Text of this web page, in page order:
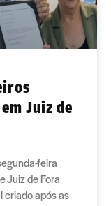
Juiz de
feira
Juiz de Fora
criado após as